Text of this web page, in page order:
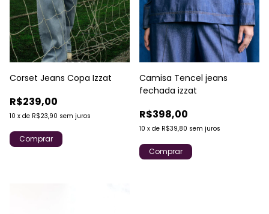
Corset Jeans Copa Izzat
R$239,00
10 x de R$23,90 sem juros
Comprar
Camisa Tencel jeans
fechada izzat
R$398,00
10 x de R$39,80 sem juros
Comprar